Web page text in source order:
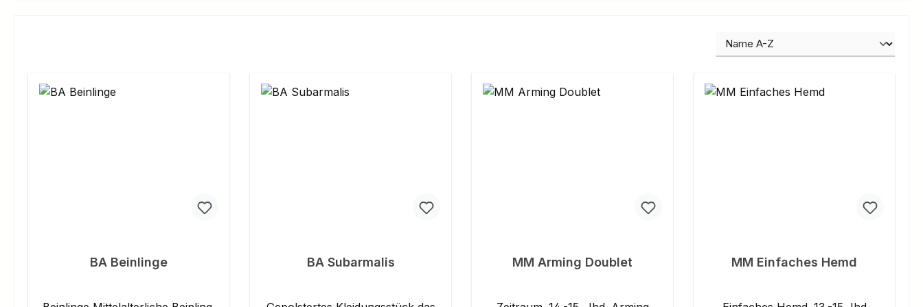
BA Beinlinge BA Subarmalis MM Arming Doublet MM Einfaches Hemd